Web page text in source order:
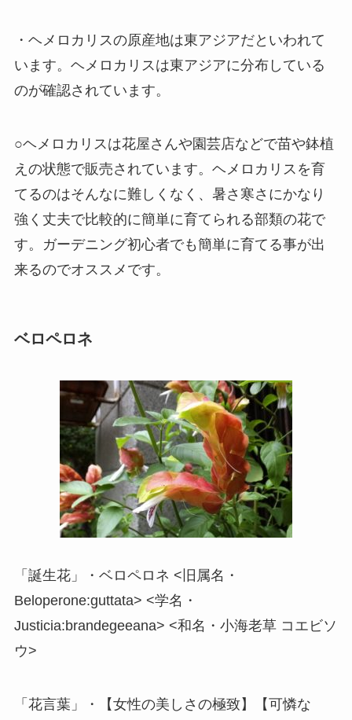
・ヘメロカリスの原産地は東アジアだといわれて
います。ヘメロカリスは東アジアに分布している
のが確認されています。
○ヘメロカリスは花屋さんや園芸店などで苗や鉢植
えの状態で販売されています。ヘメロカリスを育
てるのはそんなに難しくなく、暑さ寒さにかなり
強く丈夫で比較的に簡単に育てられる部類の花で
す。ガーデニング初心者でも簡単に育てる事が出
来るのでオススメです。
ベロペロネ
「誕生花」・ベロペロネ <旧属名・
Beloperone:guttata> <学名・
Justicia:brandegeeana> <和名・小海老草 コエビソ
ウ>
「花言葉」・【女性の美しさの極致】【可憐な